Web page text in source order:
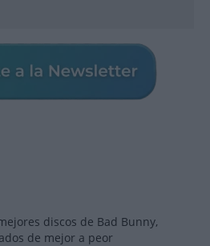
discos de Bad Bunny,
de mejor a peor